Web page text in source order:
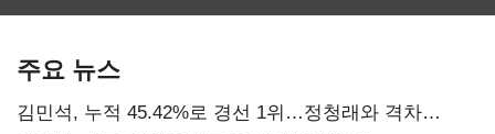
주요 뉴스
김민석, 누적 45.42%로 경선 1위…정청래와 격차